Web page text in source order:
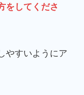
をしてくださ
やすいようにア